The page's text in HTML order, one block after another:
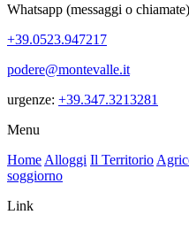
Whatsapp (messaggi o
+39.0523.947217
podere@montevalle.it
urgenze: +39.347.3213281
Menu
Home Alloggi Il Territorio
soggiorno
Link